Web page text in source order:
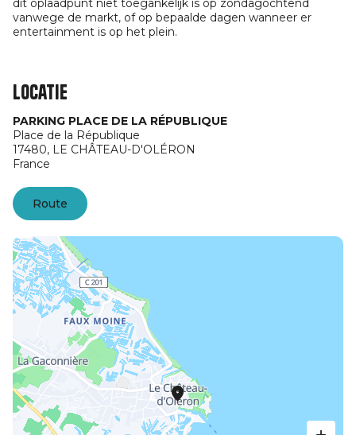
dit oplaadpunt niet toegankelijk is op zondagochtend
vanwege de markt, of op bepaalde dagen wanneer er
entertainment is op het plein.
Locatie
PARKING PLACE DE LA RÉPUBLIQUE
Place de la République
17480, LE CHÂTEAU-D'OLÉRON
France
Route